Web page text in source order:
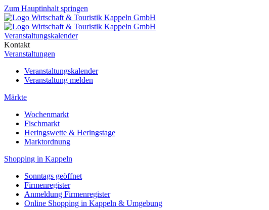
Zum Hauptinhalt springen
Veranstaltungskalender
Kontakt
Veranstaltungen
Veranstaltungskalender
Veranstaltung melden
Märkte
Wochenmarkt
Fischmarkt
Heringswette & Heringstage
Marktordnung
Shopping in Kappeln
Sonntags geöffnet
Firmenregister
Anmeldung Firmenregister
Online Shopping in Kappeln & Umgebung